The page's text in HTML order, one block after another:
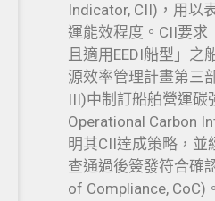
Indicator, CII)，用以
運能效程度。CII要求
且適用EEDI船型」之
源效率管理計畫第三
III)中制訂船舶營運碳
Operational Carbon
明其CII達成策略，並
查通過後簽發符合確
of Compliance, CoC)